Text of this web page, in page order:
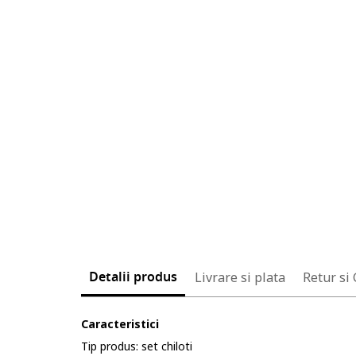
Detalii produs Livrare si plata Retur si
Caracteristici
Tip produs: set chiloti